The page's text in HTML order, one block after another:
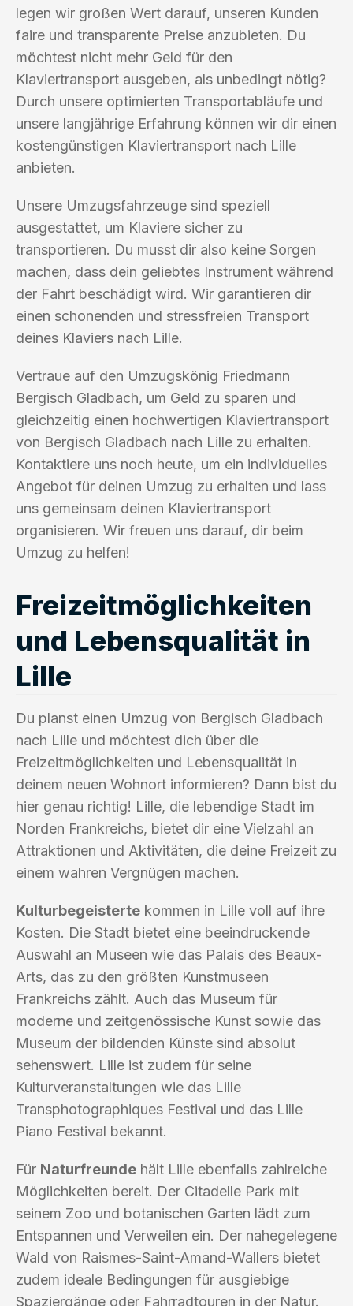
legen wir großen Wert darauf, unseren Kunden
faire und transparente Preise anzubieten. Du
möchtest nicht mehr Geld für den
Klaviertransport ausgeben, als unbedingt nötig?
Durch unsere optimierten Transportabläufe und
unsere langjährige Erfahrung können wir dir einen
kostengünstigen Klaviertransport nach Lille
anbieten.
Unsere Umzugsfahrzeuge sind speziell
ausgestattet, um Klaviere sicher zu
transportieren. Du musst dir also keine Sorgen
machen, dass dein geliebtes Instrument während
der Fahrt beschädigt wird. Wir garantieren dir
einen schonenden und stressfreien Transport
deines Klaviers nach Lille.
Vertraue auf den Umzugskönig Friedmann
Bergisch Gladbach, um Geld zu sparen und
gleichzeitig einen hochwertigen Klaviertransport
von Bergisch Gladbach nach Lille zu erhalten.
Kontaktiere uns noch heute, um ein individuelles
Angebot für deinen Umzug zu erhalten und lass
uns gemeinsam deinen Klaviertransport
organisieren. Wir freuen uns darauf, dir beim
Umzug zu helfen!
Freizeitmöglichkeiten
und Lebensqualität in
Lille
Du planst einen Umzug von Bergisch Gladbach
nach Lille und möchtest dich über die
Freizeitmöglichkeiten und Lebensqualität in
deinem neuen Wohnort informieren? Dann bist du
hier genau richtig! Lille, die lebendige Stadt im
Norden Frankreichs, bietet dir eine Vielzahl an
Attraktionen und Aktivitäten, die deine Freizeit zu
einem wahren Vergnügen machen.
Kulturbegeisterte kommen in Lille voll auf ihre
Kosten. Die Stadt bietet eine beeindruckende
Auswahl an Museen wie das Palais des Beaux-
Arts, das zu den größten Kunstmuseen
Frankreichs zählt. Auch das Museum für
moderne und zeitgenössische Kunst sowie das
Museum der bildenden Künste sind absolut
sehenswert. Lille ist zudem für seine
Kulturveranstaltungen wie das Lille
Transphotographiques Festival und das Lille
Piano Festival bekannt.
Für Naturfreunde hält Lille ebenfalls zahlreiche
Möglichkeiten bereit. Der Citadelle Park mit
seinem Zoo und botanischen Garten lädt zum
Entspannen und Verweilen ein. Der nahegelegene
Wald von Raismes-Saint-Amand-Wallers bietet
zudem ideale Bedingungen für ausgiebige
Spaziergänge oder Fahrradtouren in der Natur.